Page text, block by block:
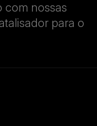
com nossas
para o